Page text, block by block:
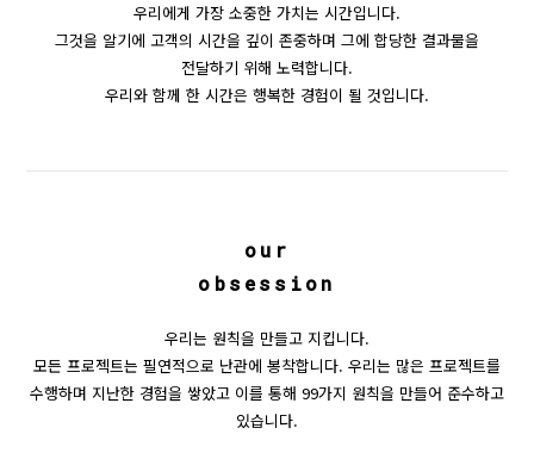
우리에게 가장 소중한 가치는 시간입니다.
그것을 알기에 고객의 시간을 깊이 존중하며 그에 합당한 결과물을
전달하기 위해 노력합니다.
우리와 함께 한 시간은 행복한 경험이 될 것입니다.
our
obsession
우리는 원칙을 만들고 지킵니다.
모든 프로젝트는 필연적으로 난관에 봉착합니다. 우리는 많은 프로젝트를
수행하며 지난한 경험을 쌓았고 이를 통해 99가지 원칙을 만들어 준수하고
있습니다.